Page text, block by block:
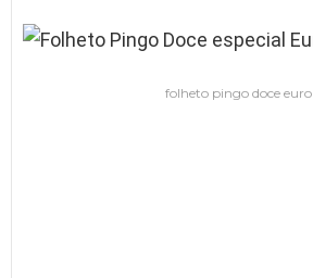
folheto pingo doce euro